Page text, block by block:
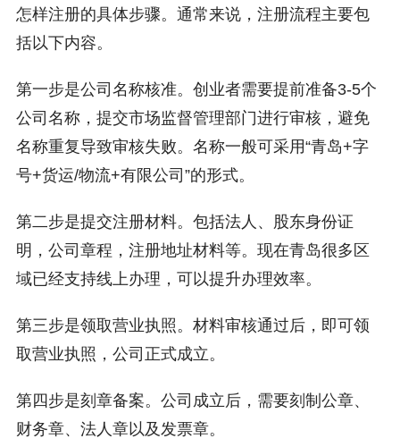
怎样注册的具体步骤。通常来说，注册流程主要包
括以下内容。
第一步是公司名称核准。创业者需要提前准备3-5个
公司名称，提交市场监督管理部门进行审核，避免
名称重复导致审核失败。名称一般可采用“青岛+字
号+货运/物流+有限公司”的形式。
第二步是提交注册材料。包括法人、股东身份证
明，公司章程，注册地址材料等。现在青岛很多区
域已经支持线上办理，可以提升办理效率。
第三步是领取营业执照。材料审核通过后，即可领
取营业执照，公司正式成立。
第四步是刻章备案。公司成立后，需要刻制公章、
财务章、法人章以及发票章。